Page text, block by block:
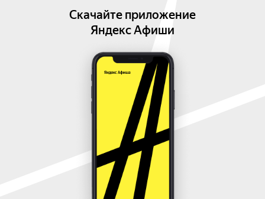
Скачайте приложение
Яндекс Афиши